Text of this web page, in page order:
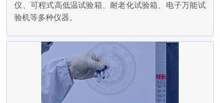
仪、可程式高低温试验箱、耐老化试验箱、电子万能试
验机等多种仪器。